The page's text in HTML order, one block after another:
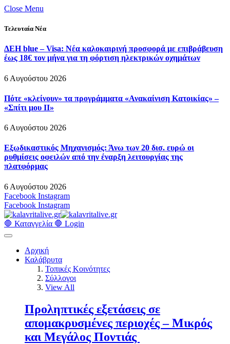
Close Menu
Τελευταία Νέα
ΔΕΗ blue – Visa: Νέα καλοκαιρινή προσφορά με επιβράβευση
έως 18€ τον μήνα για τη φόρτιση ηλεκτρικών οχημάτων
6 Αυγούστου 2026
Πότε «κλείνουν» τα προγράμματα «Ανακαίνιση Κατοικίας» –
«Σπίτι μου ΙΙ»
6 Αυγούστου 2026
Εξωδικαστικός Μηχανισμός: Άνω των 20 δισ. ευρώ οι
ρυθμίσεις οφειλών από την έναρξη λειτουργίας της
πλατφόρμας
6 Αυγούστου 2026
Facebook Instagram
Facebook Instagram
🛑 Καταγγελία 🛑 Login
Αρχική
Καλάβρυτα
Τοπικές Κοινότητες
Σύλλογοι
View All
Προληπτικές εξετάσεις σε
απομακρυσμένες περιοχές – Μικρός
και Μεγάλος Ποντιάς